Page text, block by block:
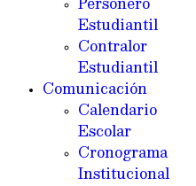
Estudiantil
Contralor
Estudiantil
Comunicación
Calendario
Escolar
Cronograma
Institucional